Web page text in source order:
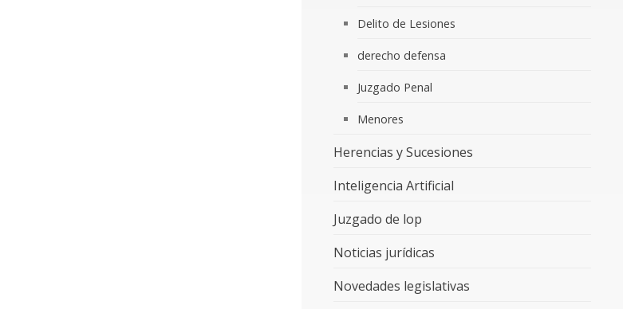
Delito de Lesiones
derecho defensa
Juzgado Penal
Menores
Herencias y Sucesiones
Inteligencia Artificial
Juzgado de lop
Noticias jurídicas
Novedades legislativas